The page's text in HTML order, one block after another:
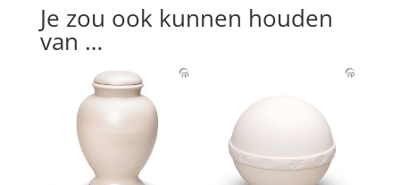
Je zou ook kunnen houden
van …